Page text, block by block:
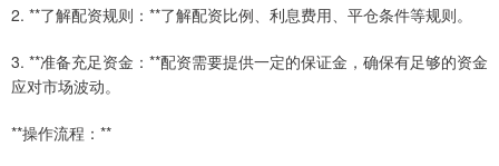
2. **了解配资规则：**了解配资比例、利息费用、平仓条件等规则。
3. **准备充足资金：**配资需要提供一定的保证金，确保有足够的资金
应对市场波动。
**操作流程：**